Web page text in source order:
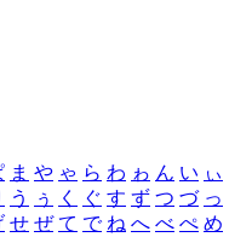
ま や ゃ ら わ ゎ ん い ぃ
う ぅ く ぐ す ず つ づ っ
せ ぜ て で ね へ べ ぺ め